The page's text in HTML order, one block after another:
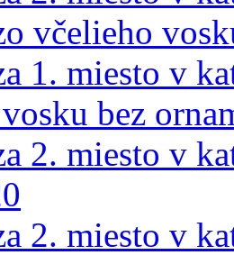
včelieho
1. miesto v
bez
2. miesto v
2. miesto v